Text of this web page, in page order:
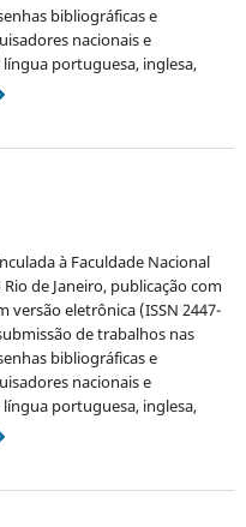
bibliográficas e
nacionais e
portuguesa, inglesa,
à Faculdade Nacional
de Janeiro, publicação com
versão eletrônica (ISSN 2447-
de trabalhos nas
bibliográficas e
nacionais e
portuguesa, inglesa,